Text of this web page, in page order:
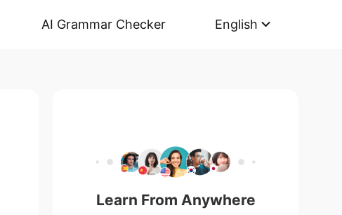
AI Grammar Checker English
Learn From Anywhere